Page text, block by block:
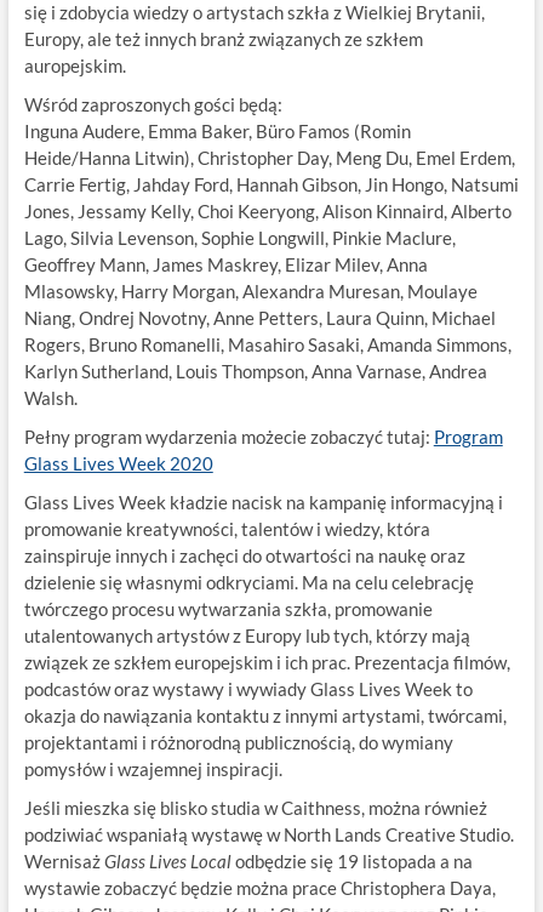
się i zdobycia wiedzy o artystach szkła z Wielkiej Brytanii,
Europy, ale też innych branż związanych ze szkłem
auropejskim.
Wśród zaproszonych gości będą:
Inguna Audere, Emma Baker, Büro Famos (Romin
Heide/Hanna Litwin), Christopher Day, Meng Du, Emel Erdem,
Carrie Fertig, Jahday Ford, Hannah Gibson, Jin Hongo, Natsumi
Jones, Jessamy Kelly, Choi Keeryong, Alison Kinnaird, Alberto
Lago, Silvia Levenson, Sophie Longwill, Pinkie Maclure,
Geoffrey Mann, James Maskrey, Elizar Milev, Anna
Mlasowsky, Harry Morgan, Alexandra Muresan, Moulaye
Niang, Ondrej Novotny, Anne Petters, Laura Quinn, Michael
Rogers, Bruno Romanelli, Masahiro Sasaki, Amanda Simmons,
Karlyn Sutherland, Louis Thompson, Anna Varnase, Andrea
Walsh.
Pełny program wydarzenia możecie zobaczyć tutaj: Program
Glass Lives Week 2020
Glass Lives Week kładzie nacisk na kampanię informacyjną i
promowanie kreatywności, talentów i wiedzy, która
zainspiruje innych i zachęci do otwartości na naukę oraz
dzielenie się własnymi odkryciami. Ma na celu celebrację
twórczego procesu wytwarzania szkła, promowanie
utalentowanych artystów z Europy lub tych, którzy mają
związek ze szkłem europejskim i ich prac. Prezentacja filmów,
podcastów oraz wystawy i wywiady Glass Lives Week to
okazja do nawiązania kontaktu z innymi artystami, twórcami,
projektantami i różnorodną publicznością, do wymiany
pomysłów i wzajemnej inspiracji.
Jeśli mieszka się blisko studia w Caithness, można również
podziwiać wspaniałą wystawę w North Lands Creative Studio.
WernisażGlass Lives Localodbędzie się 19 listopada a na
wystawie zobaczyć będzie można prace Christophera Daya,